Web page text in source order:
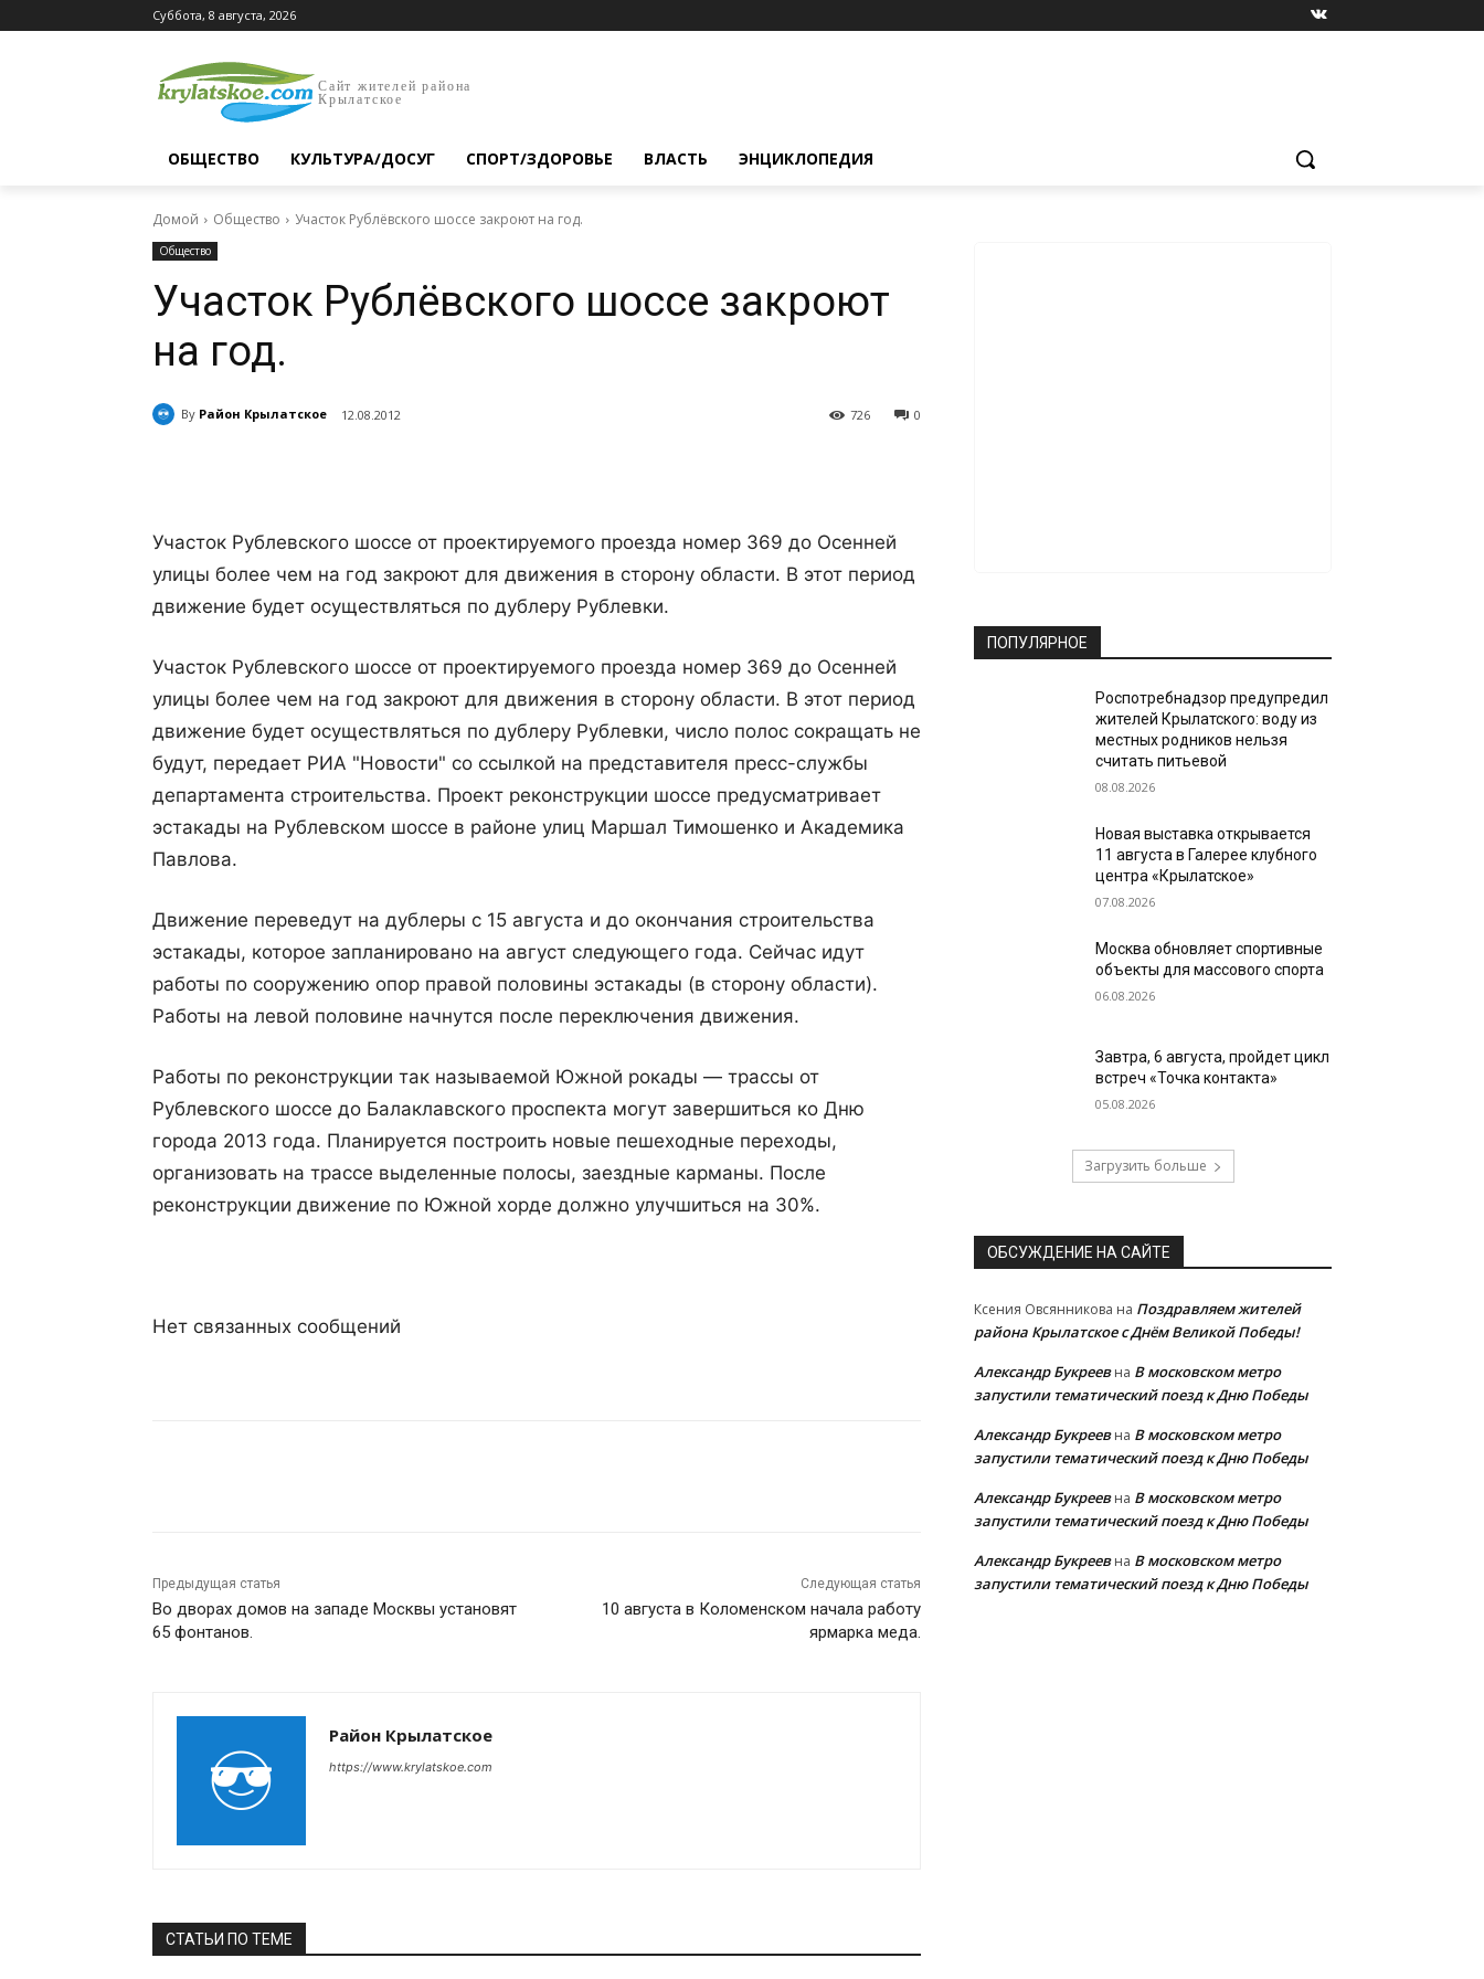
Суббота, 8 августа, 2026
Сайт жителей района
Крылатское
ОБЩЕСТВО КУЛЬТУРА/ДОСУГ СПОРТ/ЗДОРОВЬЕ ВЛАСТЬ ЭНЦИКЛОПЕДИЯ
Домой Общество Участок Рублёвского шоссе закроют на год.
Общество
Участок Рублёвского шоссе закроют
на год.
By Район Крылатское 12.08.2012 0
726
Участок Рублевского шоссе от проектируемого проезда номер 369 до Осенней
улицы более чем на год закроют для движения в сторону области. В этот период
движение будет осуществляться по дублеру Рублевки.
Участок Рублевского шоссе от проектируемого проезда номер 369 до Осенней
улицы более чем на год закроют для движения в сторону области. В этот период
движение будет осуществляться по дублеру Рублевки, число полос сокращать не
будут, передает РИА "Новости" со ссылкой на представителя пресс-службы
департамента строительства. Проект реконструкции шоссе предусматривает
эстакады на Рублевском шоссе в районе улиц Маршал Тимошенко и Академика
Павлова.
Движение переведут на дублеры с 15 августа и до окончания строительства
эстакады, которое запланировано на август следующего года. Сейчас идут
работы по сооружению опор правой половины эстакады (в сторону области).
Работы на левой половине начнутся после переключения движения.
Работы по реконструкции так называемой Южной рокады — трассы от
Рублевского шоссе до Балаклавского проспекта могут завершиться ко Дню
города 2013 года. Планируется построить новые пешеходные переходы,
организовать на трассе выделенные полосы, заездные карманы. После
реконструкции движение по Южной хорде должно улучшиться на 30%.
Нет связанных сообщений
Предыдущая статья
Во дворах домов на западе Москвы установят
65 фонтанов.
Следующая статья
10 августа в Коломенском начала работу
ярмарка меда.
Район Крылатское
https://www.krylatskoe.com
СТАТЬИ ПО ТЕМЕ
ПОПУЛЯРНОЕ
Роспотребнадзор предупредил
жителей Крылатского: воду из
местных родников нельзя
считать питьевой
08.08.2026
Новая выставка открывается
11 августа в Галерее клубного
центра «Крылатское»
07.08.2026
Москва обновляет спортивные
объекты для массового спорта
06.08.2026
Завтра, 6 августа, пройдет цикл
встреч «Точка контакта»
05.08.2026
Загрузить больше
ОБСУЖДЕНИЕ НА САЙТЕ
Ксения Овсянникова на Поздравляем жителей
района Крылатское с Днём Великой Победы!
Александр Букреевна В московском метро
запустили тематический поезд к Дню Победы
Александр Букреевна В московском метро
запустили тематический поезд к Дню Победы
Александр Букреевна В московском метро
запустили тематический поезд к Дню Победы
Александр Букреевна В московском метро
запустили тематический поезд к Дню Победы